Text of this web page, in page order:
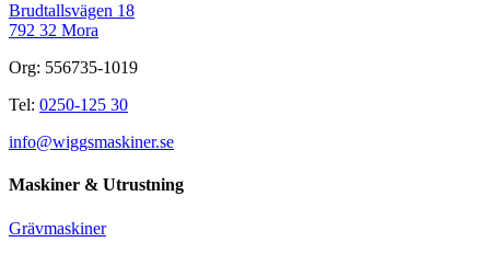
Brudtallsvägen 18
792 32 Mora
Org: 556735-1019
Tel: 0250-125 30
info@wiggsmaskiner.se
Maskiner & Utrustning
Grävmaskiner